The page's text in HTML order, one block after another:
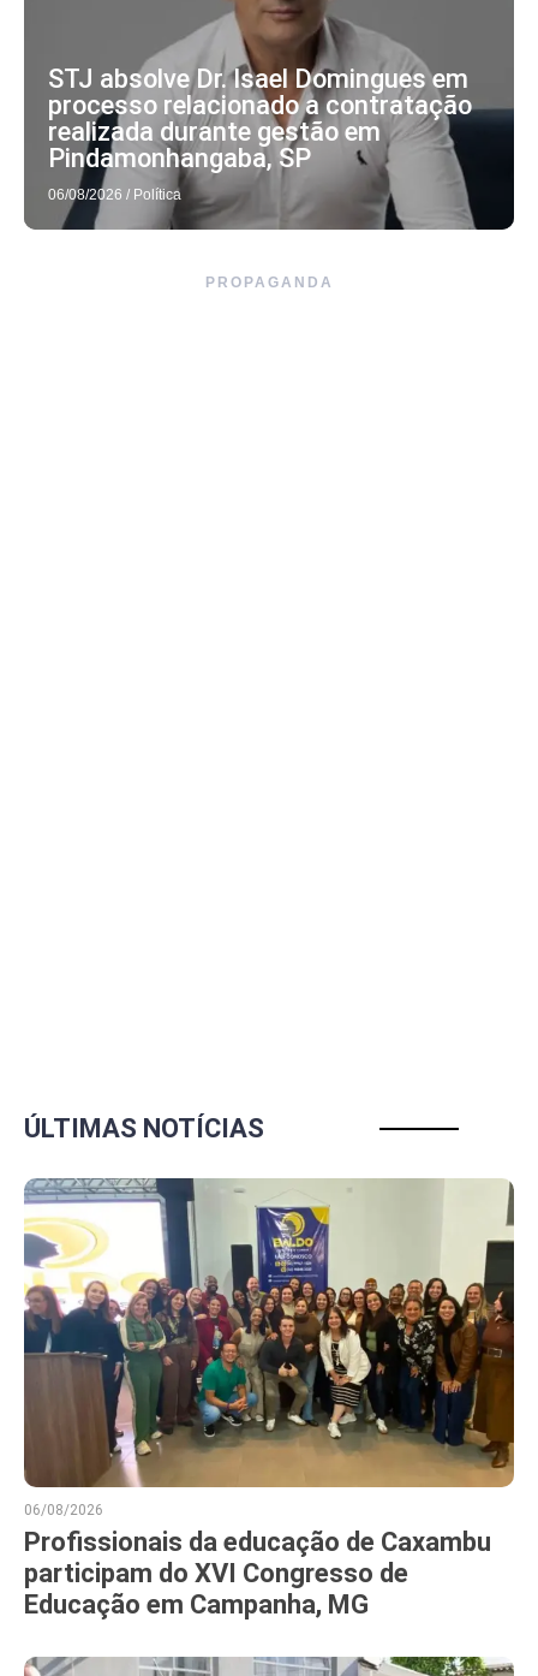
STJ absolve Dr. Isael Domingues em
processo relacionado a contratação
realizada durante gestão em
Pindamonhangaba, SP
06/08/2026 / Política
PROPAGANDA
ÚLTIMAS NOTÍCIAS
06/08/2026
Profissionais da educação de Caxambu
participam do XVI Congresso de
Educação em Campanha, MG